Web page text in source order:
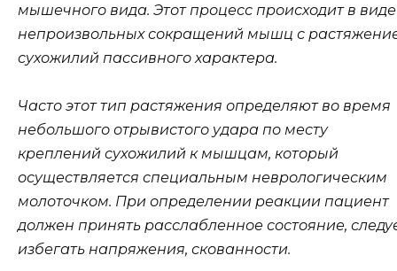
мышечного вида. Этот процесс происходит в виде
непроизвольных сокращений мышц с
сухожилий пассивного характера.
Часто этот тип растяжения определяют во время
небольшого отрывистого удара по месту
креплений сухожилий к мышцам, который
осуществляется специальным неврологическим
молоточком. При определении реакции пациент
должен принять расслабленное состояние,
избегать напряжения, скованности.